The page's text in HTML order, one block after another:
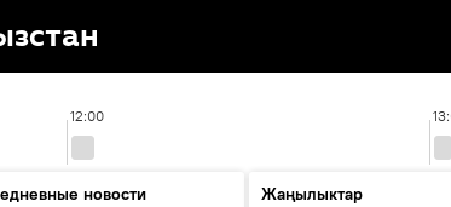
12:00
новости
Жаңылыктар